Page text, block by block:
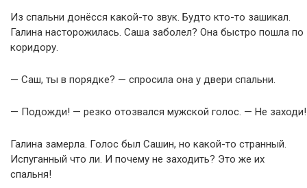
Из спальни донёсся какой-то звук. Будто кто-то зашикал.
Галина насторожилась. Саша заболел? Она быстро пошла по
коридору.
— Саш, ты в порядке? — спросила она у двери спальни.
— Подожди! — резко отозвался мужской голос. — Не заходи!
Галина замерла. Голос был Сашин, но какой-то странный.
Испуганный что ли. И почему не заходить? Это же их
спальня!